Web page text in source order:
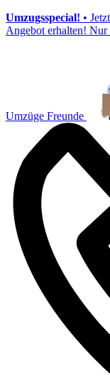
Umzugsspecial! •
Angebot erhalten!
Umzüge Freunde